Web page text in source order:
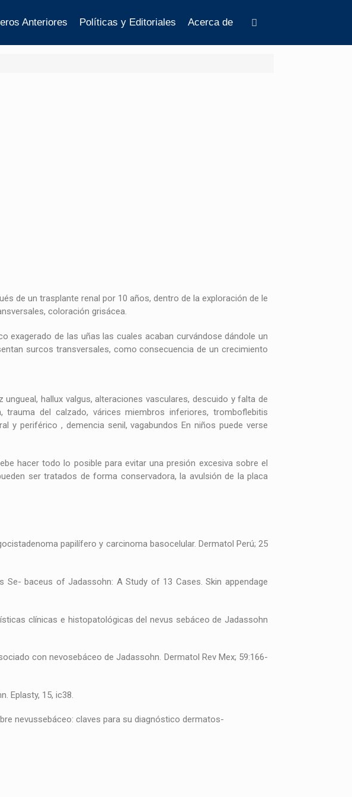
Anteriores Políticas y Editoriales Acerca de
de un trasplante renal por 10 años, dentro de la exploración de le
coloración grisácea.
de las uñas las cuales acaban curvándose dándole un
surcos transversales, como consecuencia de un crecimiento
hallux valgus, alteraciones vasculares, descuido y falta de
del calzado, várices miembros inferiores, tromboflebitis
y periférico , demencia senil, vagabundos En niños puede verse
hacer todo lo posible para evitar una presión excesiva sobre el
ser tratados de forma conservadora, la avulsión de la placa
papilífero y carcinoma basocelular. Dermatol Perú; 25
Se- baceus of Jadassohn: A Study of 13 Cases. Skin appendage
clínicas e histopatológicas del nevus sebáceo de Jadassohn
con nevosebáceo de Jadassohn. Dermatol Rev Mex; 59:166-
Eplasty, 15, ic38.
nevussebáceo: claves para su diagnóstico dermatos-